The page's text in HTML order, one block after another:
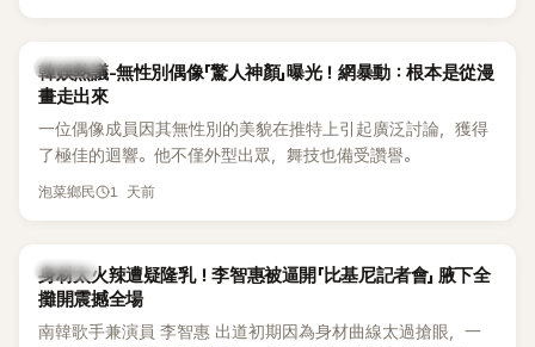
形容整場演出「就像一場豪華KTV」。
熱議討論
韓娛熱議-無性別偶像「驚人神顏」曝光！網暴動：根本是從漫
畫走出來
一位偶像成員因其無性別的美貌在推特上引起廣泛討論，獲得
了極佳的迴響。他不僅外型出眾，舞技也備受讚譽。
泡菜鄉民 1 天前
K-POP
身材太火辣遭疑隆乳！李智惠被逼開「比基尼記者會」 腋下全
攤開震撼全場
南韓歌手兼演員 李智惠 出道初期因為身材曲線太過搶眼，一